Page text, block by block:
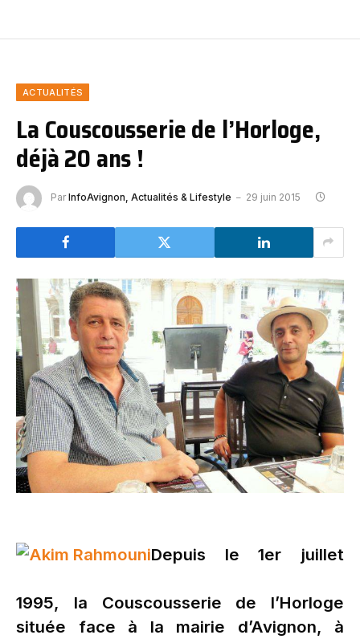
ACTUALITÉS
La Couscousserie de l’Horloge,
déjà 20 ans !
Par InfoAvignon, Actualités & Lifestyle 29 juin 2015
Depuis le 1er juillet
1995, la Couscousserie de l’Horloge
située face à la mairie d’Avignon, à